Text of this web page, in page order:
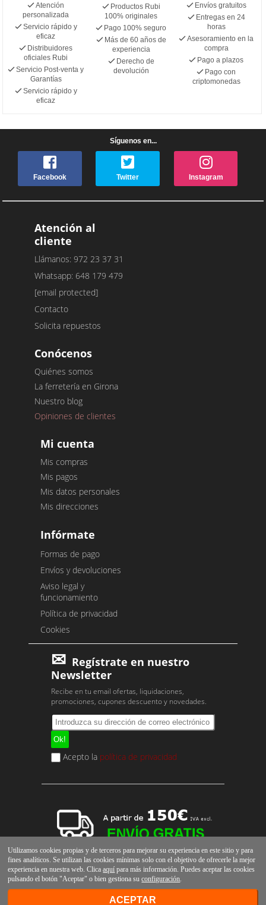
Atención
personalizada
Servicio rápido y
eficaz
Distribuidores
oficiales Rubi
Servicio Post-venta y
Garantías
Servicio rápido y
eficaz
Productos Rubi
100% originales
Pago 100% seguro
Más de 60 años de
experiencia
Derecho de
devolución
Envíos gratuitos
Entregas en 24
horas
Asesoramiento en la
compra
Pago a plazos
Pago con
criptomonedas
Síguenos en...
Facebook Twitter Instagram
Atención al
cliente
Llámanos: 972 23 37 31
Whatsapp: 648 179 479
[email protected]
Contacto
Solicita repuestos
Conócenos
Quiénes somos
La ferretería en Girona
Nuestro blog
Opiniones de clientes
Mi cuenta
Mis compras
Mis pagos
Mis datos personales
Mis direcciones
Infórmate
Formas de pago
Envíos y devoluciones
Aviso legal y
funcionamiento
Política de privacidad
Cookies
Regístrate en nuestro
Newsletter
Recibe en tu email ofertas, liquidaciones,
promociones, cupones descuento y novedades.
Acepto la política de privacidad
Utilizamos cookies propias y de terceros para mejorar su experiencia en este sitio y para
fines analíticos. Se utilizan las cookies mínimas solo con el objetivo de ofrecerle la mejor
experiencia en nuestra web. Clicaaquí para más información. Puedes aceptar las cookies
pulsando el botón "Aceptar" o bien gestiona suconfiguración.
ACEPTAR